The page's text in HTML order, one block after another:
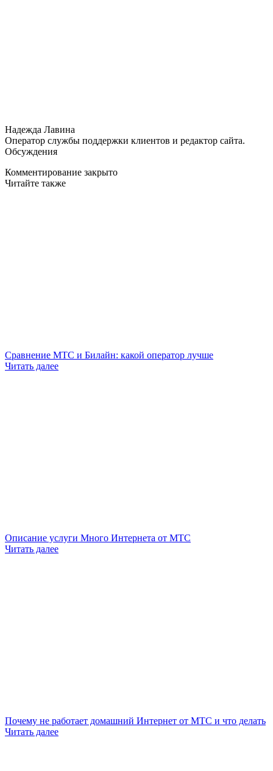
Надежда Лавина
Оператор службы поддержки клиентов и редактор сайта.
Обсуждения
Комментирование закрыто
Читайте также
Сравнение МТС и Билайн: какой оператор лучше
Читать далее
Описание услуги Много Интернета от МТС
Читать далее
Почему не работает домашний Интернет от МТС и что делать
Читать далее